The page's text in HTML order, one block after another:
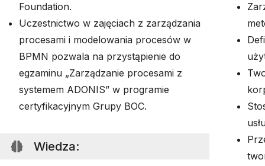
Foundation.
Uczestnictwo w zajęciach z zarządzania
procesami i modelowania procesów w
BPMN pozwala na przystąpienie do
egzaminu „Zarządzanie procesami z
systemem ADONIS” w programie
certyfikacyjnym Grupy BOC.
Wiedza: